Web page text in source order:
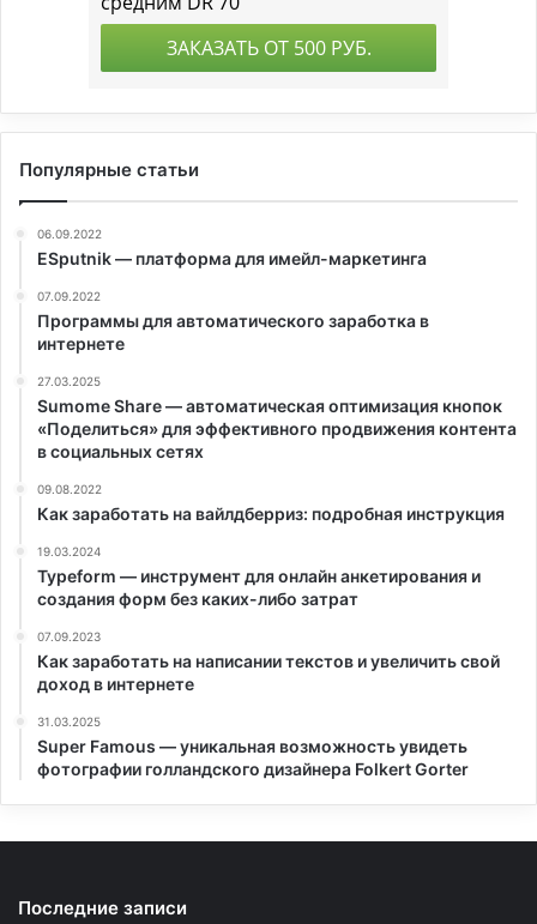
Популярные статьи
06.09.2022
ESputnik — платформа для имейл-маркетинга
07.09.2022
Программы для автоматического заработка в
интернете
27.03.2025
Sumome Share — автоматическая оптимизация кнопок
«Поделиться» для эффективного продвижения контента
в социальных сетях
09.08.2022
Как заработать на вайлдберриз: подробная инструкция
19.03.2024
Typeform — инструмент для онлайн анкетирования и
создания форм без каких-либо затрат
07.09.2023
Как заработать на написании текстов и увеличить свой
доход в интернете
31.03.2025
Super Famous — уникальная возможность увидеть
фотографии голландского дизайнера Folkert Gorter
Последние записи